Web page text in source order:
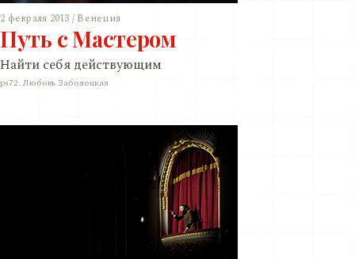
2 февраля 2013 / Венеция
Путь с Мастером
Найти себя действующим
ps72. Любовь Заболоцкая